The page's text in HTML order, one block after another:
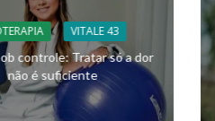
VITALE 43
controle: Tratar só a dor
não é suficiente